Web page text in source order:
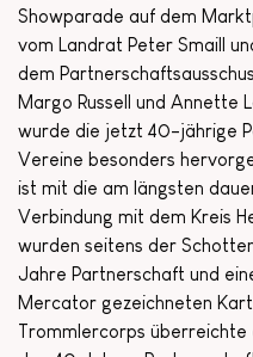
Showparade auf dem
vom Landrat Peter Smaill
dem
Margo Russell und Annette
wurde die jetzt 40-jährige
Vereine besonders
ist mit die am längsten
Verbindung mit dem Kreis
wurden seitens der
Jahre Partnerschaft und
Mercator gezeichneten
Trommlercorps überreichte